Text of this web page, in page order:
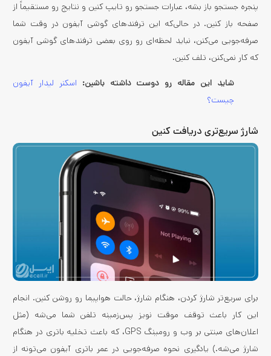
پنجره جستجو باز بشه، عبارات جستجو رو تایپ کنین و نتایج رو مستقیماً از
صفحه باز کنین. در حالی‌که این ترفندهای گوشی آیفون در وقت شما
صرفه‌جویی می‌کنن، نباید لحظه‌ای رو روی بعضی ترفندهای گوشی آیفون
که کار نمی‌کنن، تلف کنین.
شاید این مقاله رو دوست داشته باشین: اسکنر لیدار آیفون
چیست؟
شارژ سریع‌تری دریافت کنین
برای سریع‌تر شارژ کردن، هنگام شارژ، حالت هواپیما رو روشن کنین. انجام
این کار باعث توقف موقت نویز پس‌زمینه تلفن شما می‌شه (مثل
اعلان‌های مبتنی بر وب و رومینگ GPS، که باعث تخلیه باتری در هنگام
شارژ می‌شه.) یادگیری نحوه صرفه‌جویی در عمر باتری آیفون می‌تونه از